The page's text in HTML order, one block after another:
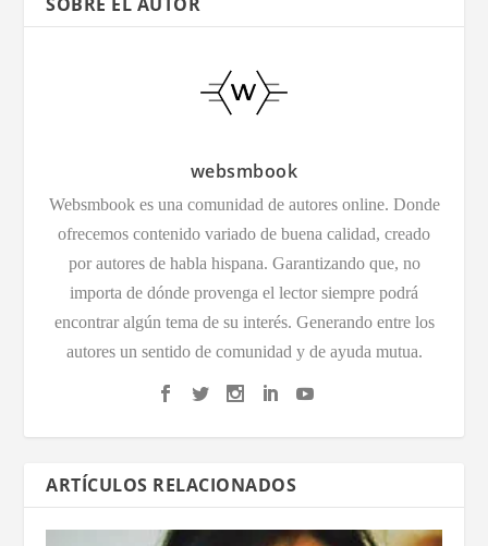
websmbook
Websmbook es una comunidad de autores online. Donde
ofrecemos contenido variado de buena calidad, creado
por autores de habla hispana. Garantizando que, no
importa de dónde provenga el lector siempre podrá
encontrar algún tema de su interés. Generando entre los
autores un sentido de comunidad y de ayuda mutua.
ARTÍCULOS RELACIONADOS